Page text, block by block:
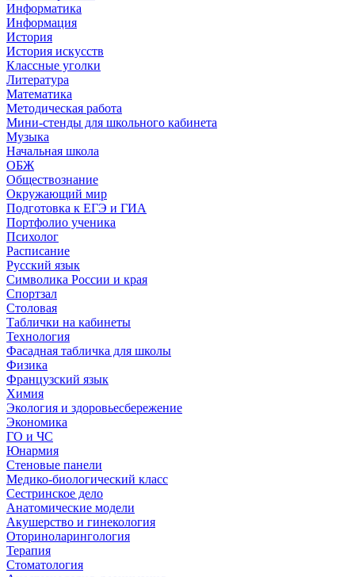
Информатика
Информация
История
История искусств
Классные уголки
Литература
Математика
Методическая работа
Мини-стенды для школьного кабинета
Музыка
Начальная школа
ОБЖ
Обществознание
Окружающий мир
Подготовка к ЕГЭ и ГИА
Портфолио ученика
Психолог
Расписание
Русский язык
Символика России и края
Спортзал
Столовая
Таблички на кабинеты
Технология
Фасадная табличка для школы
Физика
Французский язык
Химия
Экология и здоровьесбережение
Экономика
ГО и ЧС
Юнармия
Стеновые панели
Медико-биологический класс
Сестринское дело
Анатомические модели
Акушерство и гинекология
Оториноларингология
Терапия
Стоматология